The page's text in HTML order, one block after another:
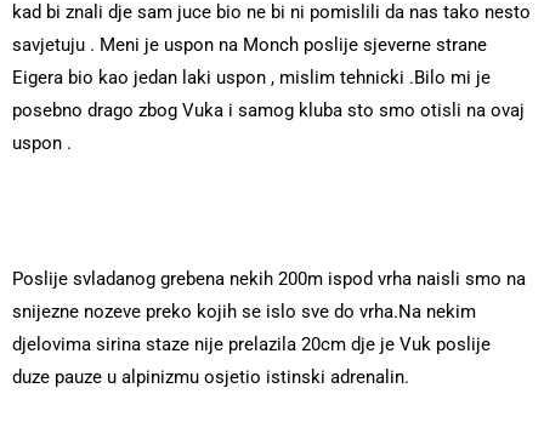
kad bi znali dje sam juce bio ne bi ni pomislili da nas tako nesto
savjetuju . Meni je uspon na Monch poslije sjeverne strane
Eigera bio kao jedan laki uspon , mislim tehnicki .Bilo mi je
posebno drago zbog Vuka i samog kluba sto smo otisli na ovaj
uspon .
Poslije svladanog grebena nekih 200m ispod vrha naisli smo na
snijezne nozeve preko kojih se islo sve do vrha.Na nekim
djelovima sirina staze nije prelazila 20cm dje je Vuk poslije
duze pauze u alpinizmu osjetio istinski adrenalin.